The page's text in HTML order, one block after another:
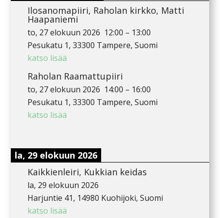
Ilosanomapiiri, Raholan kirkko, Matti
Haapaniemi
to, 27 elokuun 2026 12:00 – 13:00
Pesukatu 1, 33300 Tampere, Suomi
katso lisää
Raholan Raamattupiiri
to, 27 elokuun 2026 14:00 – 16:00
Pesukatu 1, 33300 Tampere, Suomi
katso lisää
la, 29 elokuun 2026
Kaikkienleiri, Kukkian keidas
la, 29 elokuun 2026
Harjuntie 41, 14980 Kuohijoki, Suomi
katso lisää